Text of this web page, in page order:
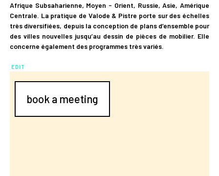
Afrique Subsaharienne, Moyen - Orient, Russie, Asie, Amérique
Centrale. La pratique de Valode & Pistre porte sur des échelles
très diversifiées, depuis la conception de plans d’ensemble pour
des villes nouvelles jusqu’au dessin de pièces de mobilier. Elle
concerne également des programmes très variés.
EDIT
book a meeting